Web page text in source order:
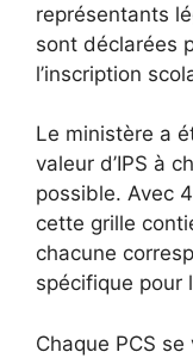
représentants
sont déclarées
l’inscription
Le ministère a
valeur d’IPS à
possible. Avec
cette grille
chacune
spécifique pour
Chaque PCS